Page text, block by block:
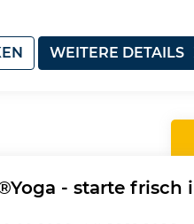
WEITERE DETAILS
- starte frisch